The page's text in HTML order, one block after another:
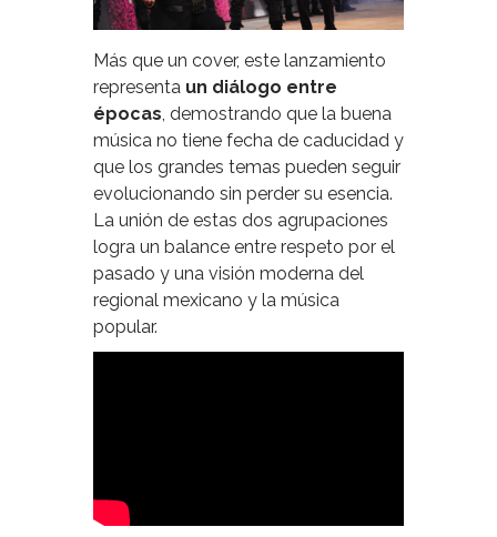
Más que un cover, este lanzamiento
representa un diálogo entre
épocas , demostrando que la buena
música no tiene fecha de caducidad y
que los grandes temas pueden seguir
evolucionando sin perder su esencia.
La unión de estas dos agrupaciones
logra un balance entre respeto por el
pasado y una visión moderna del
regional mexicano y la música
popular.